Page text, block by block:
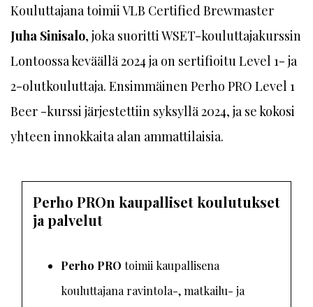
Kouluttajana toimii VLB Certified Brewmaster
Juha Sinisalo, joka suoritti WSET-kouluttajakurssin
Lontoossa keväällä 2024 ja on sertifioitu Level 1- ja
2-olutkouluttaja. Ensimmäinen Perho PRO Level 1
Beer -kurssi järjestettiin syksyllä 2024, ja se kokosi
yhteen innokkaita alan ammattilaisia.
Perho PROn kaupalliset koulutukset
ja palvelut
Perho PRO toimii kaupallisena
kouluttajana ravintola-, matkailu- ja